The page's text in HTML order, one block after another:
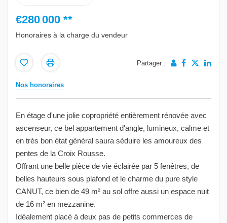
€280 000 **
Honoraires à la charge du vendeur
Partager :
Nos honoraires
En étage d'une jolie copropriété entièrement rénovée avec
ascenseur, ce bel appartement d'angle, lumineux, calme et
en très bon état général saura séduire les amoureux des
pentes de la Croix Rousse.
Offrant une belle pièce de vie éclairée par 5 fenêtres, de
belles hauteurs sous plafond et le charme du pure style
CANUT, ce bien de 49 m² au sol offre aussi un espace nuit
de 16 m² en mezzanine.
Idéalement placé à deux pas de petits commerces de